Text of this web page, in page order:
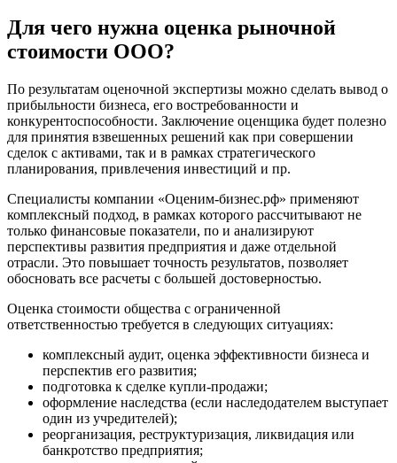
Для чего нужна оценка рыночной
стоимости ООО?
По результатам оценочной экспертизы можно сделать вывод о
прибыльности бизнеса, его востребованности и
конкурентоспособности. Заключение оценщика будет полезно
для принятия взвешенных решений как при совершении
сделок с активами, так и в рамках стратегического
планирования, привлечения инвестиций и пр.
Специалисты компании «Оценим-бизнес.рф» применяют
комплексный подход, в рамках которого рассчитывают не
только финансовые показатели, по и анализируют
перспективы развития предприятия и даже отдельной
отрасли. Это повышает точность результатов, позволяет
обосновать все расчеты с большей достоверностью.
Оценка стоимости общества с ограниченной
ответственностью требуется в следующих ситуациях:
комплексный аудит, оценка эффективности бизнеса и
перспектив его развития;
подготовка к сделке купли-продажи;
оформление наследства (если наследодателем выступает
один из учредителей);
реорганизация, реструктуризация, ликвидация или
банкротство предприятия;
Батайск
Бахчисарай
Белгород
Белебей
Белово
Белогорск
Белорецк
Белореченск
Белоярский
Бердск
Березники
Бийск
Бирск
Благовещенск
Благодарный
Богородицк
Большой Камень